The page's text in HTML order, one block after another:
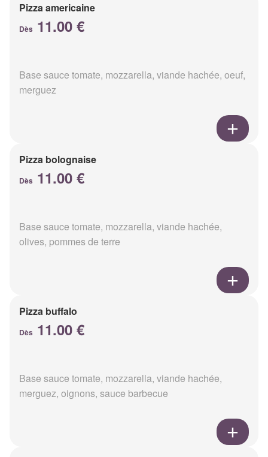
Pizza americaine
Dès 11.00 €
Base sauce tomate, mozzarella, viande hachée, oeuf,
merguez
Pizza bolognaise
Dès 11.00 €
Base sauce tomate, mozzarella, viande hachée,
olives, pommes de terre
Pizza buffalo
Dès 11.00 €
Base sauce tomate, mozzarella, viande hachée,
merguez, oignons, sauce barbecue